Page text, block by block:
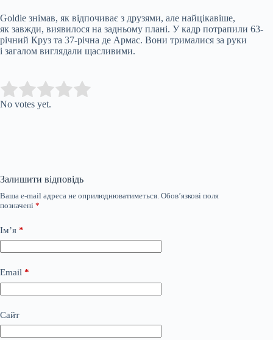
Goldie знімав, як відпочиває з друзями, але найцікавіше,
як завжди, виявилося на задньому плані. У кадр потрапили 63-
річний Круз та 37-річна де Армас. Вони трималися за руки
і загалом виглядали щасливими.
Rate this item:
No votes yet.
Залишити відповідь
Ваша e-mail адреса не оприлюднюватиметься. Обов’язкові поля
позначені *
Ім’я *
Email *
Сайт